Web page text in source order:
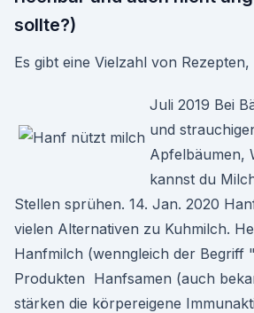
sollte?)
Es gibt eine Vielzahl von
Juli 2019 Bei
und
Apfelbäumen,
kannst du
Stellen sprühen. 14. Jan. 2020
vielen Alternativen zu Kuhmilch.
Hanfmilch (wenngleich der Begriff
Produkten Hanfsamen (auch
stärken die körpereigene